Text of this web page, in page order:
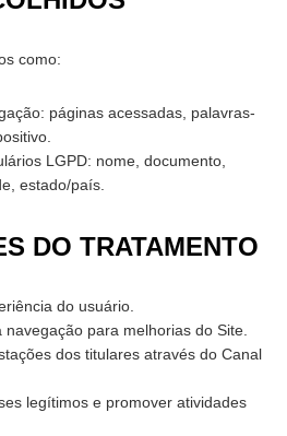
como:
páginas acessadas, palavras-
LGPD: nome, documento,
estado/país.
DO TRATAMENTO
do usuário.
para melhorias do Site.
dos titulares através do Canal
legítimos e promover atividades